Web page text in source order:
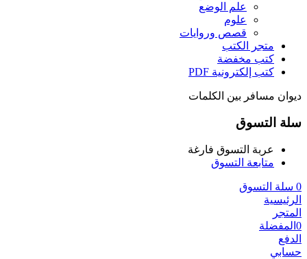
علم الوضع
علوم
قصص وروايات
متجر الكتب
كتب مخفضة
كتب إلكترونية PDF
ديوان مسافر بين الكلمات
سلة التسوق
عربة التسوق فارغة
متابعة التسوق
0 سلة التسوق
الرئيسية
المتجر
0 المفضلة
الدفع
حسابي